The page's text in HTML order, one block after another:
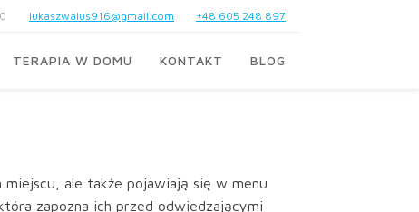
lukaszwalus916@gmail.com +48 605 248 897
TERAPIA W DOMU KONTAKT BLOG
ale także pojawiają się w menu
zapozna ich przed odwiedzającymi